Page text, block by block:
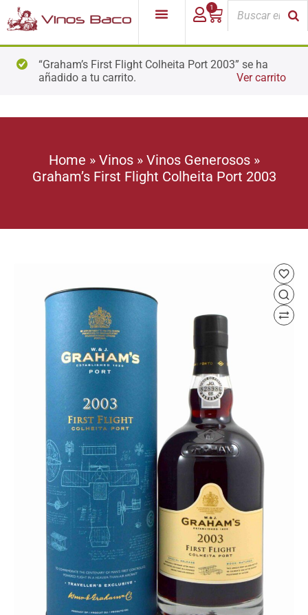
1
“Graham’s First Flight Colheita Port 2003” se ha
añadido a tu carrito.
Ver carrito
Home » Vinos» Vinos Generosos»
Graham’s First Flight Colheita Port 2003